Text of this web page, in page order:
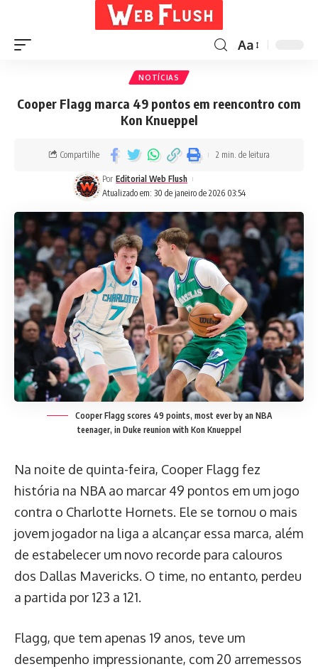
Aa
NOTÍCIAS
Cooper Flagg marca 49 pontos em reencontro com
Kon Knueppel
Atualizado em: 30 de janeiro de 2026 03:54
Por Editorial Web Flush
Compartilhe 2 min. de leitura
Cooper Flagg scores 49 points, most ever by an NBA
teenager, in Duke reunion with Kon Knueppel
Na noite de quinta-feira, Cooper Flagg fez
história na NBA ao marcar 49 pontos em um jogo
contra o Charlotte Hornets. Ele se tornou o mais
jovem jogador na liga a alcançar essa marca, além
de estabelecer um novo recorde para calouros
dos Dallas Mavericks. O time, no entanto, perdeu
a partida por 123 a 121.
Flagg, que tem apenas 19 anos, teve um
desempenho impressionante, com 20 arremessos